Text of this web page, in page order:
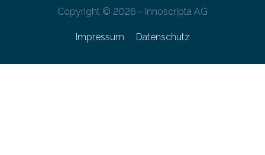
Copyright © 2026 - innoscripta AG
Impressum Datenschutz